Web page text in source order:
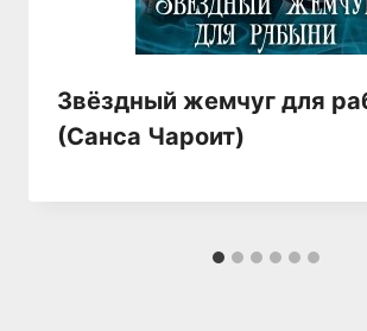
Звёздный жемчуг для
(Санса Чароит)